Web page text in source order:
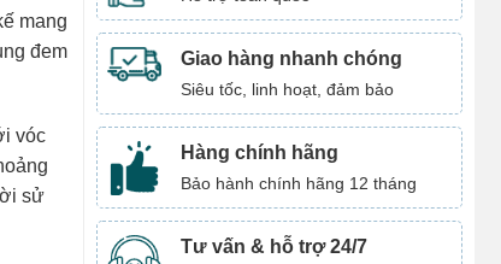
mang
đem
vóc
sử
Giao hàng nhanh chóng
Siêu tốc, linh hoạt, đảm bảo
Hàng chính hãng
Bảo hành chính hãng 12 tháng
Tư vấn & hỗ trợ 24/7